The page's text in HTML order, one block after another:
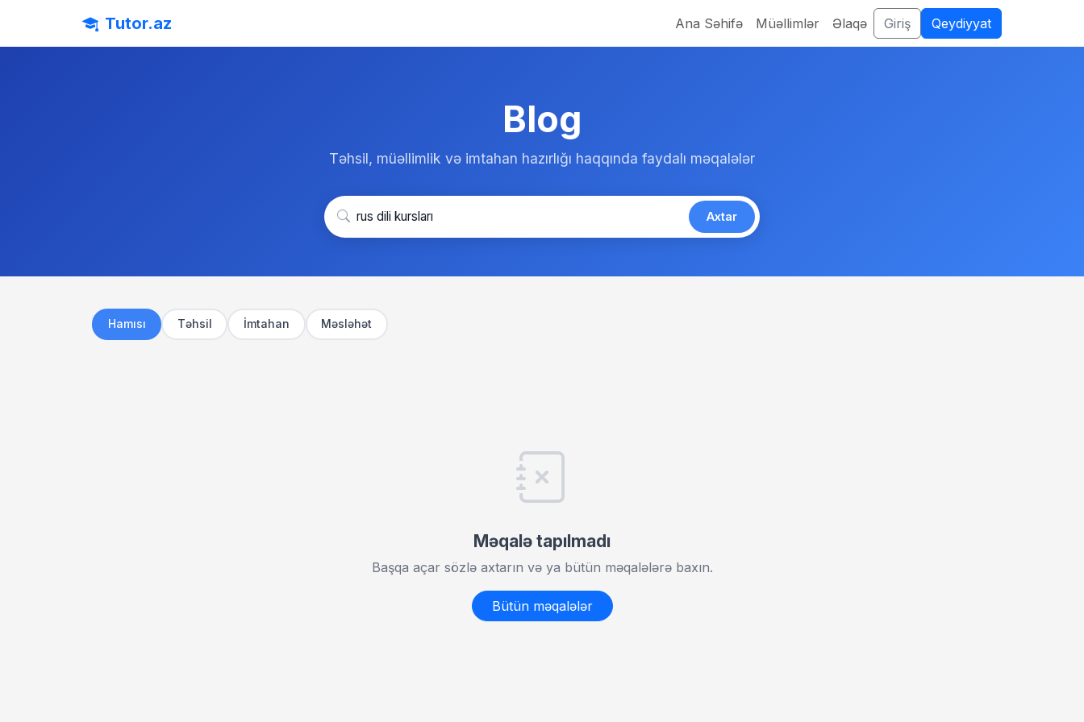
Tutor.az Ana Səhifə Müəllimlər Əlaqə Giriş Qeydiyyat
Blog
Təhsil, müəllimlik və imtahan hazırlığı haqqında faydalı məqalələr
Axtar
Hamısı Təhsil İmtahan Məsləhət
Məqalə tapılmadı
Başqa açar sözlə axtarın və ya bütün məqalələrə baxın.
Bütün məqalələr